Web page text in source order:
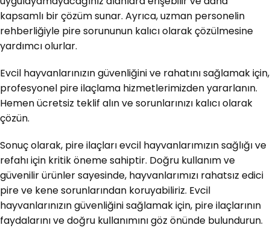
kapsamlı bir çözüm sunar. Ayrıca, uzman personelin
rehberliğiyle pire sorununun kalıcı olarak çözülmesine
yardımcı olurlar.
Evcil hayvanlarınızın güvenliğini ve rahatını sağlamak için,
profesyonel pire ilaçlama hizmetlerimizden yararlanın.
Hemen ücretsiz teklif alın ve sorunlarınızı kalıcı olarak
çözün.
Sonuç olarak, pire ilaçları evcil hayvanlarımızın sağlığı ve
refahı için kritik öneme sahiptir. Doğru kullanım ve
güvenilir ürünler sayesinde, hayvanlarımızı rahatsız edici
pire ve kene sorunlarından koruyabiliriz. Evcil
hayvanlarınızın güvenliğini sağlamak için, pire ilaçlarının
faydalarını ve doğru kullanımını göz önünde bulundurun.